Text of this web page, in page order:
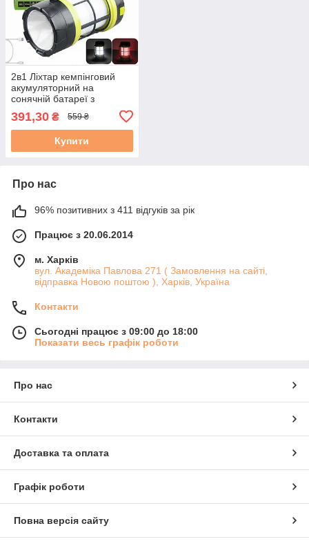
2в1 Ліхтар кемпінговий
акумуляторний на
сонячній батареї з
лампа для кемпінгу
391,30 ₴ 559 ₴
Купити
Про нас
96% позитивних з 411 відгуків за рік
Працює з 20.06.2014
м. Харків
вул. Академіка Павлова 271 ( Замовлення на сайті,
відправка Новою поштою ), Харків, Україна
Контакти
Сьогодні працює з 09:00 до 18:00
Показати весь графік роботи
Про нас
Контакти
Доставка та оплата
Графік роботи
Повна версія сайту